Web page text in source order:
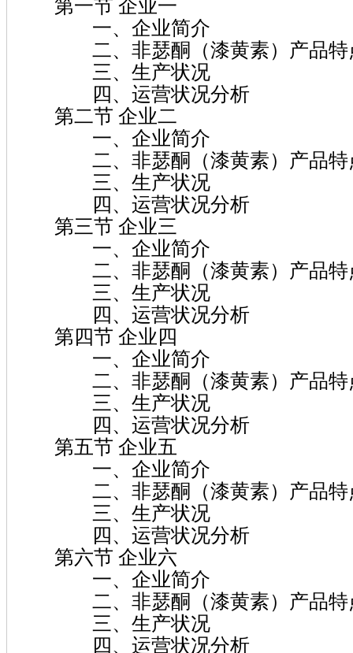
第一节 企业一
一、企业简介
二、非瑟酮（漆黄素）产品特
三、生产状况
四、运营状况分析
第二节 企业二
一、企业简介
二、非瑟酮（漆黄素）产品特
三、生产状况
四、运营状况分析
第三节 企业三
一、企业简介
二、非瑟酮（漆黄素）产品特
三、生产状况
四、运营状况分析
第四节 企业四
一、企业简介
二、非瑟酮（漆黄素）产品特
三、生产状况
四、运营状况分析
第五节 企业五
一、企业简介
二、非瑟酮（漆黄素）产品特
三、生产状况
四、运营状况分析
第六节 企业六
一、企业简介
二、非瑟酮（漆黄素）产品特
三、生产状况
四、运营状况分析